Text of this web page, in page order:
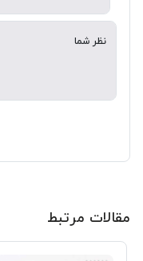
نظر شما
مقالات مرتبط